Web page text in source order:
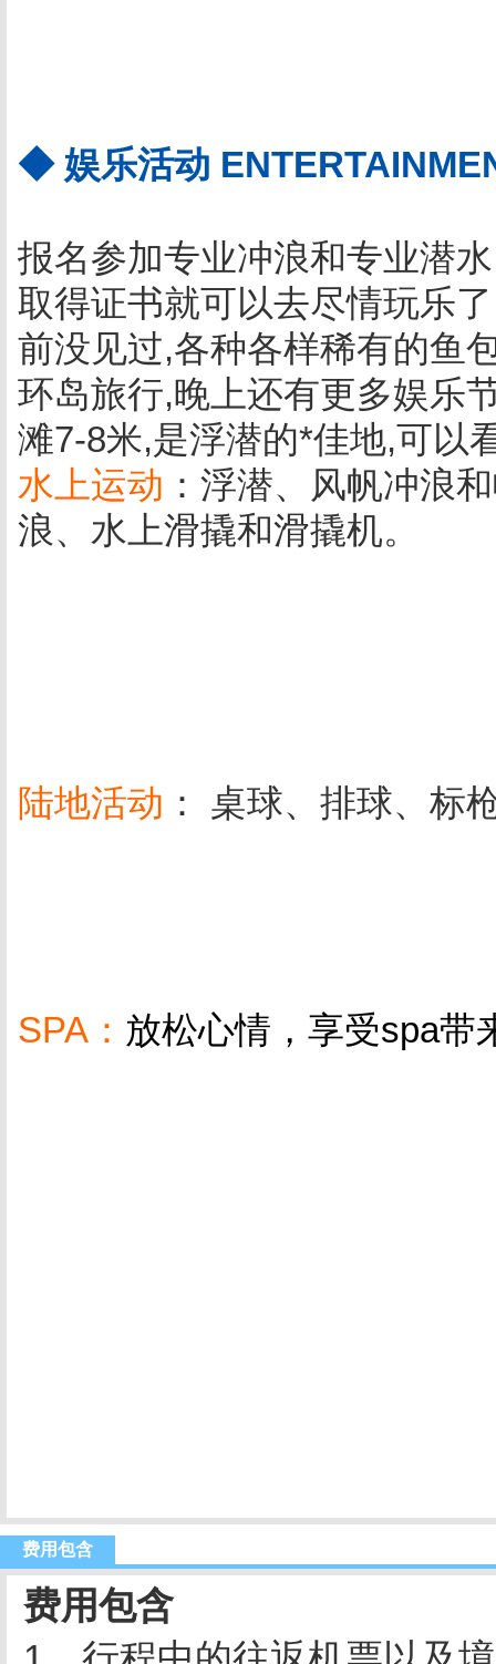
◆ 娱乐活动
报名参加专业冲浪和专业潜
取得证书就可以去尽情玩乐
前没见过,各种各样稀有的鱼
环岛旅行,晚上还有更多娱乐
滩7-8米,是浮潜的*佳地,可以
水上运动 ：浮潜、风帆冲浪
浪、水上滑撬和滑撬机。
陆地活动 ： 桌球、排球、标
SPA： 放松心情，享受spa带
费用包含
费用包含